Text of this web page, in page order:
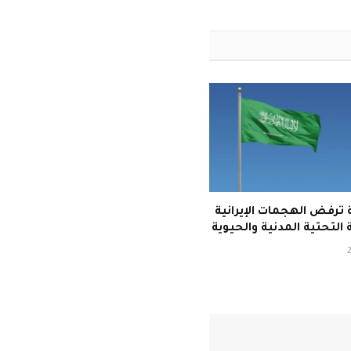
الهجمات الإيرانية
التحتية المدنية والحيوية